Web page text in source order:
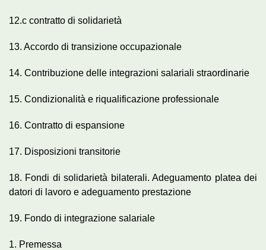
12.c contratto di solidarietà
13. Accordo di transizione occupazionale
14. Contribuzione delle integrazioni salariali straordinarie
15. Condizionalità e riqualificazione professionale
16. Contratto di espansione
17. Disposizioni transitorie
18. Fondi di solidarietà bilaterali. Adeguamento platea dei
datori di lavoro e adeguamento prestazione
19. Fondo di integrazione salariale
1. Premessa